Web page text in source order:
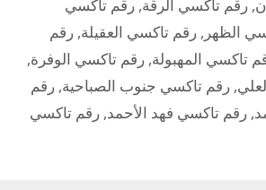
, رقم تاكسي الرقة, رقم تاكسي
الظهر , رقم تاكسي العقيلة, رقم
تاكسي المهبولة, رقم تاكسي الوفرة,
, رقم تاكسي جنوب الصباحية, رقم
, رقم تاكسي فهد الأحمد, رقم تاكسي